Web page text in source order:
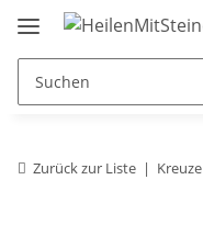
Zurück zur Liste Kreuze